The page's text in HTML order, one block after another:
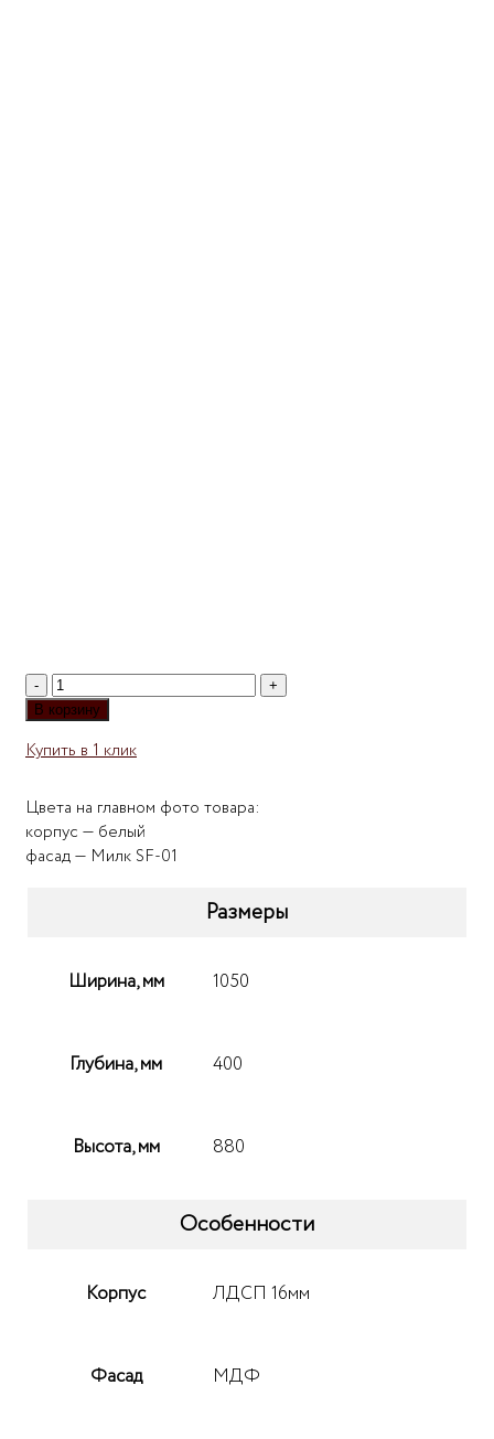
Количество
товара
комод
В корзину
Купить в 1 клик
Цвета на главном фото товара:
корпус — белый
фасад — Милк SF-01
Размеры
Ширина, мм 1050
Глубина, мм 400
Высота, мм 880
Особенности
Корпус ЛДСП 16мм
Фасад МДФ